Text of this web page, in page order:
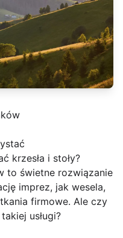
krzesła i stoły?
to świetne rozwiązanie
imprez, jak wesela,
firmowe. Ale czy
usługi?